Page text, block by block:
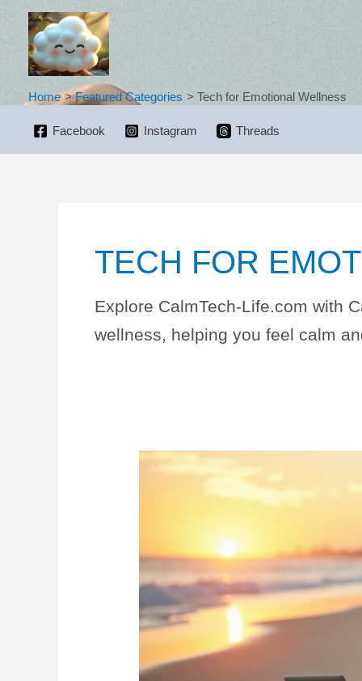
content
Home Featured Categories Tech for Emotional Wellness
Facebook Instagram Threads
TECH FOR
Explore CalmTech-Life.com with
wellness, helping you feel calm